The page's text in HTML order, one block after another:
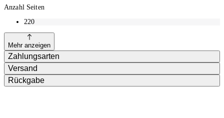
Anzahl Seiten
220
Mehr anzeigen
Zahlungsarten
Versand
Rückgabe